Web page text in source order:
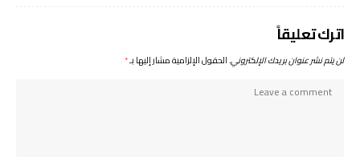
اترك تعليقاً
لن يتم نشر عنوان بريدك الإلكتروني.الحقول الإلزامية مشار إليها بـ*